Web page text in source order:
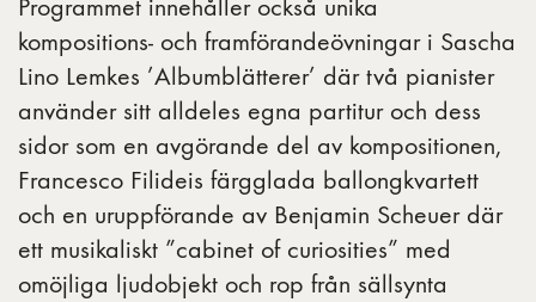
Programmet innehåller också unika
kompositions- och framförandeövningar i Sascha
Lino Lemkes ’Albumblätterer’ där två pianister
använder sitt alldeles egna partitur och dess
sidor som en avgörande del av kompositionen,
Francesco Filideis färgglada ballongkvartett
och en uruppförande av Benjamin Scheuer där
ett musikaliskt ”cabinet of curiosities” med
omöjliga ljudobjekt och rop från sällsynta